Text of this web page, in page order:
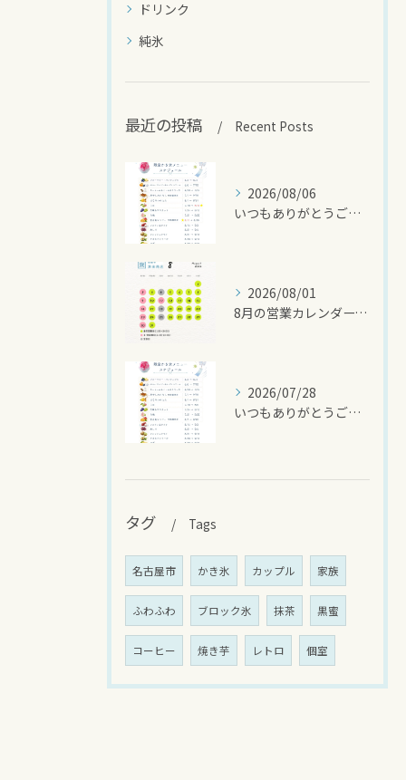
ドリンク
純氷
最近の投稿 Recent Posts
2026/08/06
いつもありがとうございます🍧
2026/08/01
8月の営業カレンダーです🌻
2026/07/28
いつもありがとうございます
タグ Tags
名古屋市 かき氷 カップル 家族
ふわふわ ブロック氷 抹茶 黒蜜
コーヒー 焼き芋 レトロ 個室